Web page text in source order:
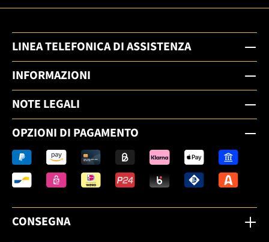
LINEA TELEFONICA DI ASSISTENZA
INFORMAZIONI
NOTE LEGALI
OPZIONI DI PAGAMENTO
CONSEGNA